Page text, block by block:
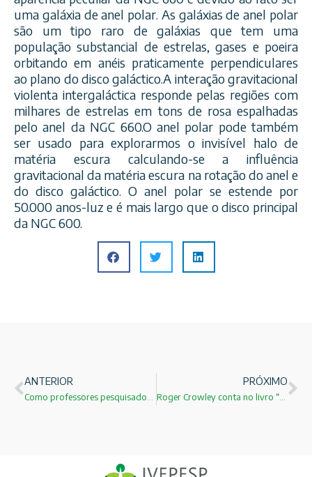
uma galáxia de anel polar. As galáxias de anel polar
são um tipo raro de galáxias que tem uma
população substancial de estrelas, gases e poeira
orbitando em anéis praticamente perpendiculares
ao plano do disco galáctico.A interação gravitacional
violenta intergaláctica responde pelas regiões com
milhares de estrelas em tons de rosa espalhadas
pelo anel da NGC 660.O anel polar pode também
ser usado para explorarmos o invisível halo de
matéria escura calculando-se a influência
gravitacional da matéria escura na rotação do anel e
do disco galáctico. O anel polar se estende por
50.000 anos-luz e é mais largo que o disco principal
da NGC 600.
ANTERIOR PRÓXIMO
Roger Crowley conta no livro “Conquistadores” como Portugal se tornou um império.